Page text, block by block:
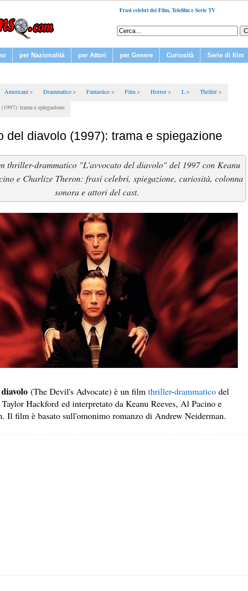
Frasi celebri dei Film, Telefilm e Serie TV
per Nazionalità per Attori per Genere Curiosità Serie di film
Americani Drammatico Fantastico Film Horror L
Thriller
trama e spiegazione
del diavolo (1997): trama e spiegazione
thriller-drammatico "L'avvocato del diavolo" del 1997 con Keanu
e Charlize Theron: frasi celebri, spiegazione, curiosità, colonna
sonora e attori del cast.
(The Devil's Advocate) è un film thriller-drammatico del
Hackford ed interpretato da Keanu Reeves, Al Pacino e
Il film è basato sull'omonimo romanzo di Andrew Neiderman.